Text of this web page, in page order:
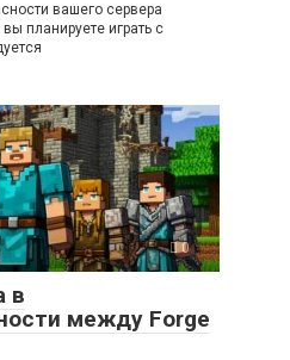
вашего сервера
планируете играть с
0
в
между Forge